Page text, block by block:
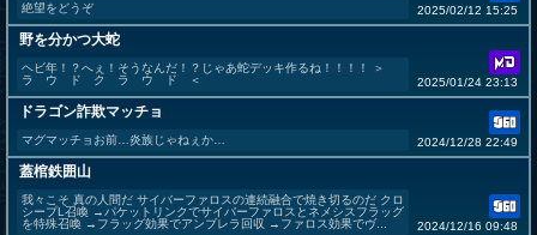
絶望をどうぞ 2025/02/12 15:25
野を分かつ大蛇
ヘビ年！？へぇ！そうなんだ！？じゃあ蛇デッキ作るね！！！！ ＞
ラ ウ ド ク ラ ウ ド ＜
2025/01/24 23:13
ドラゴン詐欺マッチョ
マグマッチョお前…炎族じゃねぇか… 2024/12/28 22:49
蓋棺鉄囲山
我々こそ 真の人間だ サイバーファロスの連続融合で焼き切るのだ クロ
シープL召喚 →パケットリンクでサイバーファロスとネメシスフラッグ
を特殊召喚 →フラッグ効果でアンブレラ回収 →ファロス効果でヴ...
2024/12/16 09:48